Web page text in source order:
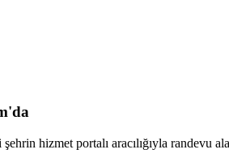
hizmet portalı aracılığıyla